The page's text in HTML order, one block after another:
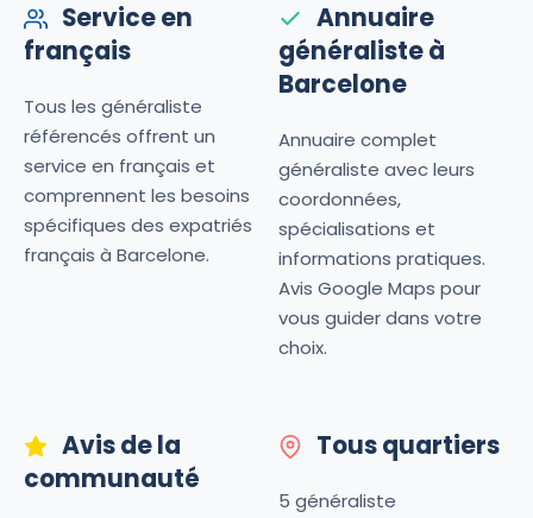
Service en
français
Tous les généraliste
référencés offrent un
service en français et
comprennent les besoins
spécifiques des expatriés
français à Barcelone.
Annuaire
généraliste à
Barcelone
Annuaire complet
généraliste avec leurs
coordonnées,
spécialisations et
informations pratiques.
Avis Google Maps pour
vous guider dans votre
choix.
Avis de la
communauté
Tous quartiers
5 généraliste